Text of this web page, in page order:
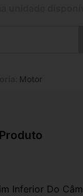
Motor
Inferior Do